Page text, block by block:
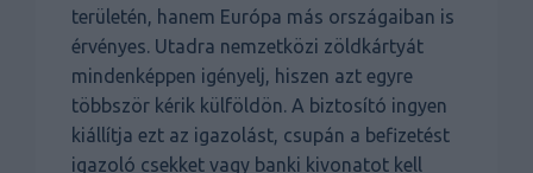
területén, hanem Európa más országaiban is
érvényes. Utadra nemzetközi zöldkártyát
mindenképpen igényelj, hiszen azt egyre
többször kérik külföldön. A biztosító ingyen
kiállítja ezt az igazolást, csupán a befizetést
igazoló csekket vagy banki kivonatot kell